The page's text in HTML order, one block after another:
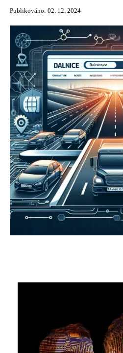
Publikováno: 02. 12. 2024